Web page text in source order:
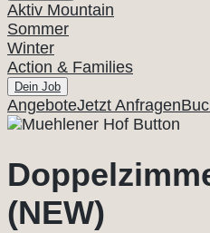
Aktiv Mountain
Sommer
Winter
Action & Families
Dein Job
AngeboteJetzt Anfragen
(NEW)